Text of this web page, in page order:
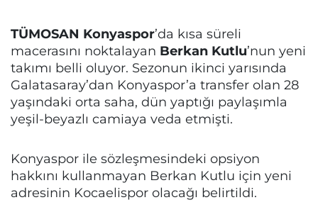
TÜMOSAN Konyaspor’da kısa süreli
macerasını noktalayan Berkan Kutlu’nun yeni
takımı belli oluyor. Sezonun ikinci yarısında
Galatasaray’dan Konyaspor’a transfer olan 28
yaşındaki orta saha, dün yaptığı paylaşımla
yeşil-beyazlı camiaya veda etmişti.
Konyaspor ile sözleşmesindeki opsiyon
hakkını kullanmayan Berkan Kutlu için yeni
adresinin Kocaelispor olacağı belirtildi.